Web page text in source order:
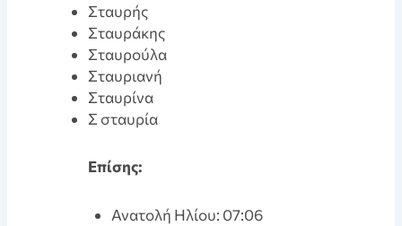
Σταυρής
Σταυράκης
Σταυρούλα
Σταυριανή
Σταυρίνα
Σ σταυρία
Eπίσης:
Ανατολή Ηλίου: 07:06